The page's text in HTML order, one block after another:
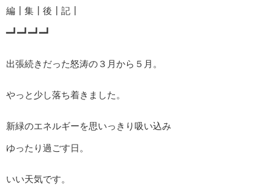
編┃集┃後┃記┃
━┛━┛━┛━┛
出張続きだった怒涛の３月から５月。
やっと少し落ち着きました。
新緑のエネルギーを思いっきり吸い込み
ゆったり過ごす日。
いい天気です。